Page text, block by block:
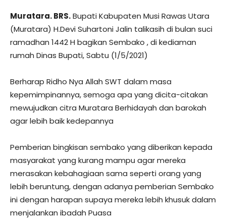
Muratara. BRS.Bupati Kabupaten Musi Rawas Utara
(Muratara) H.Devi Suhartoni Jalin talikasih di bulan suci
ramadhan 1442 H bagikan Sembako , di kediaman
rumah Dinas Bupati, Sabtu (1/5/2021)
Berharap Ridho Nya Allah SWT dalam masa
kepemimpinannya, semoga apa yang dicita-citakan
mewujudkan citra Muratara Berhidayah dan barokah
agar lebih baik kedepannya
Pemberian bingkisan sembako yang diberikan kepada
masyarakat yang kurang mampu agar mereka
merasakan kebahagiaan sama seperti orang yang
lebih beruntung, dengan adanya pemberian Sembako
ini dengan harapan supaya mereka lebih khusuk dalam
menjalankan ibadah Puasa